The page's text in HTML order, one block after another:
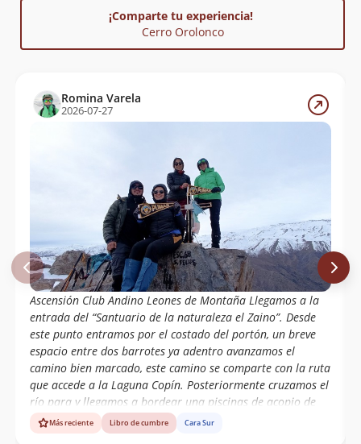
Iván Morales
Cecilia Cortes Berrios
20/06/12
Fabian Ferrer Mario Miranda Hernan
Araya
Mauricio Lazo, Ariel Saa (Cmsm) Club
Municipal Montaña Santa Maria
Fabian Ferrer, Mario Miranda, Hernán
Araya
29/05/11
Francisco Acevedo,jano Donoso, Club
De Montaña Municipal De Santa Maria.
Francisco Medina,felipe Terrazas Y
Pedro Campos Del Club De Montaña Los
Andes.
16/01/08
Jaime Guzmán
17/02/07 Francisco Colomer - Solange Courtin
23/01/90 Cristhian Vilches S.
¡Comparte tu experiencia!
Cerro Orolonco
Romina Varela
2026-07-27
Ascensión Club Andino Leones de Montaña Llegamos a la
entrada del “Santuario de la naturaleza el Zaino”. Desde
este punto entramos por el costado del portón, un breve
espacio entre dos barrotes ya adentro avanzamos el
camino bien marcado, este camino se comparte con la ruta
que accede a la Laguna Copín. Posteriormente cruzamos el
río para y llegamos a bordear una piscinas de acopio de
agua. Caminamos hacia el oeste hasta llegar al filo del
cordón montañoso, siempre siguiendo la huella de arriero
Más reciente Libro de cumbre Cara Sur